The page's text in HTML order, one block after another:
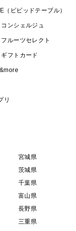
（ビビッドテーブル）
ンシェルジュ
ルーツセレクト
フトカード
リ
宮城県
茨城県
千葉県
富山県
長野県
三重県